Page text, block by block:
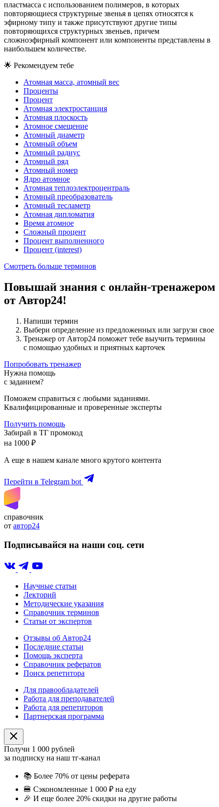
пластмасса с использованием полимеров, в которых
повторяющиеся структурные звенья в цепях относятся к
эфирному типу и также присутствуют другие типы
повторяющихся структурных звеньев, причем
сложноэфирный компонент или компоненты представлены в
наибольшем количестве.
🌟 Рекомендуем тебе
Атомная масса, атомный вес
Проценты
Процент
Атомная электростанция
Атомная плоскость
Атомное смещение
Атомный диаметр
Атомный объем
Атомный радиус
Атомный ряд
Атомный номер
Ядро атомное
Атомная теплоэлектроцентраль
Атомный преобразователь
Атомный тесламетр
Атомная дипломатия
Время атомное
Сложный процент
Процент выполненного
Процент (interest)
Смотреть больше терминов
Повышай знания с онлайн-тренажером
от Автор24!
Напиши термин
Выбери определение из предложенных или загрузи свое
Тренажер от Автор24 поможет тебе выучить термины
с помощью удобных и приятных карточек
Попробовать тренажер
Нужна помощь
с заданием?
Поможем справиться с любыми заданиями.
Квалифицированные и проверенные эксперты
Получить помощь
Забирай в ТГ промокод
на 1000 ₽
А еще в нашем канале много крутого контента
Перейти в Telegram bot
справочник
от автор24
Подписывайся на наши соц. сети
Научные статьи
Лекторий
Методические указания
Справочник терминов
Статьи от экспертов
Отзывы об Автор24
Последние статьи
Помощь эксперта
Справочник рефератов
Поиск репетитора
Для правообладателей
Работа для преподавателей
Работа для репетиторов
Партнерская программа
Получи 1 000 рублей
за подписку на наш тг-канал
📚 Более 70% от цены реферата
🍔 Сэкономленные 1 000 ₽ на еду
🎉 И еще более 20% скидки на другие работы